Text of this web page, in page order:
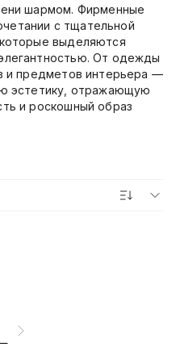
шармом. Фирменные
с тщательной
выделяются
От одежды
и предметов интерьера —
эстетику, отражающую
и роскошный образ